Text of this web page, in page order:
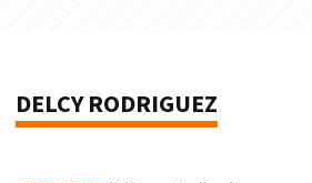
DELCY RODRIGUEZ